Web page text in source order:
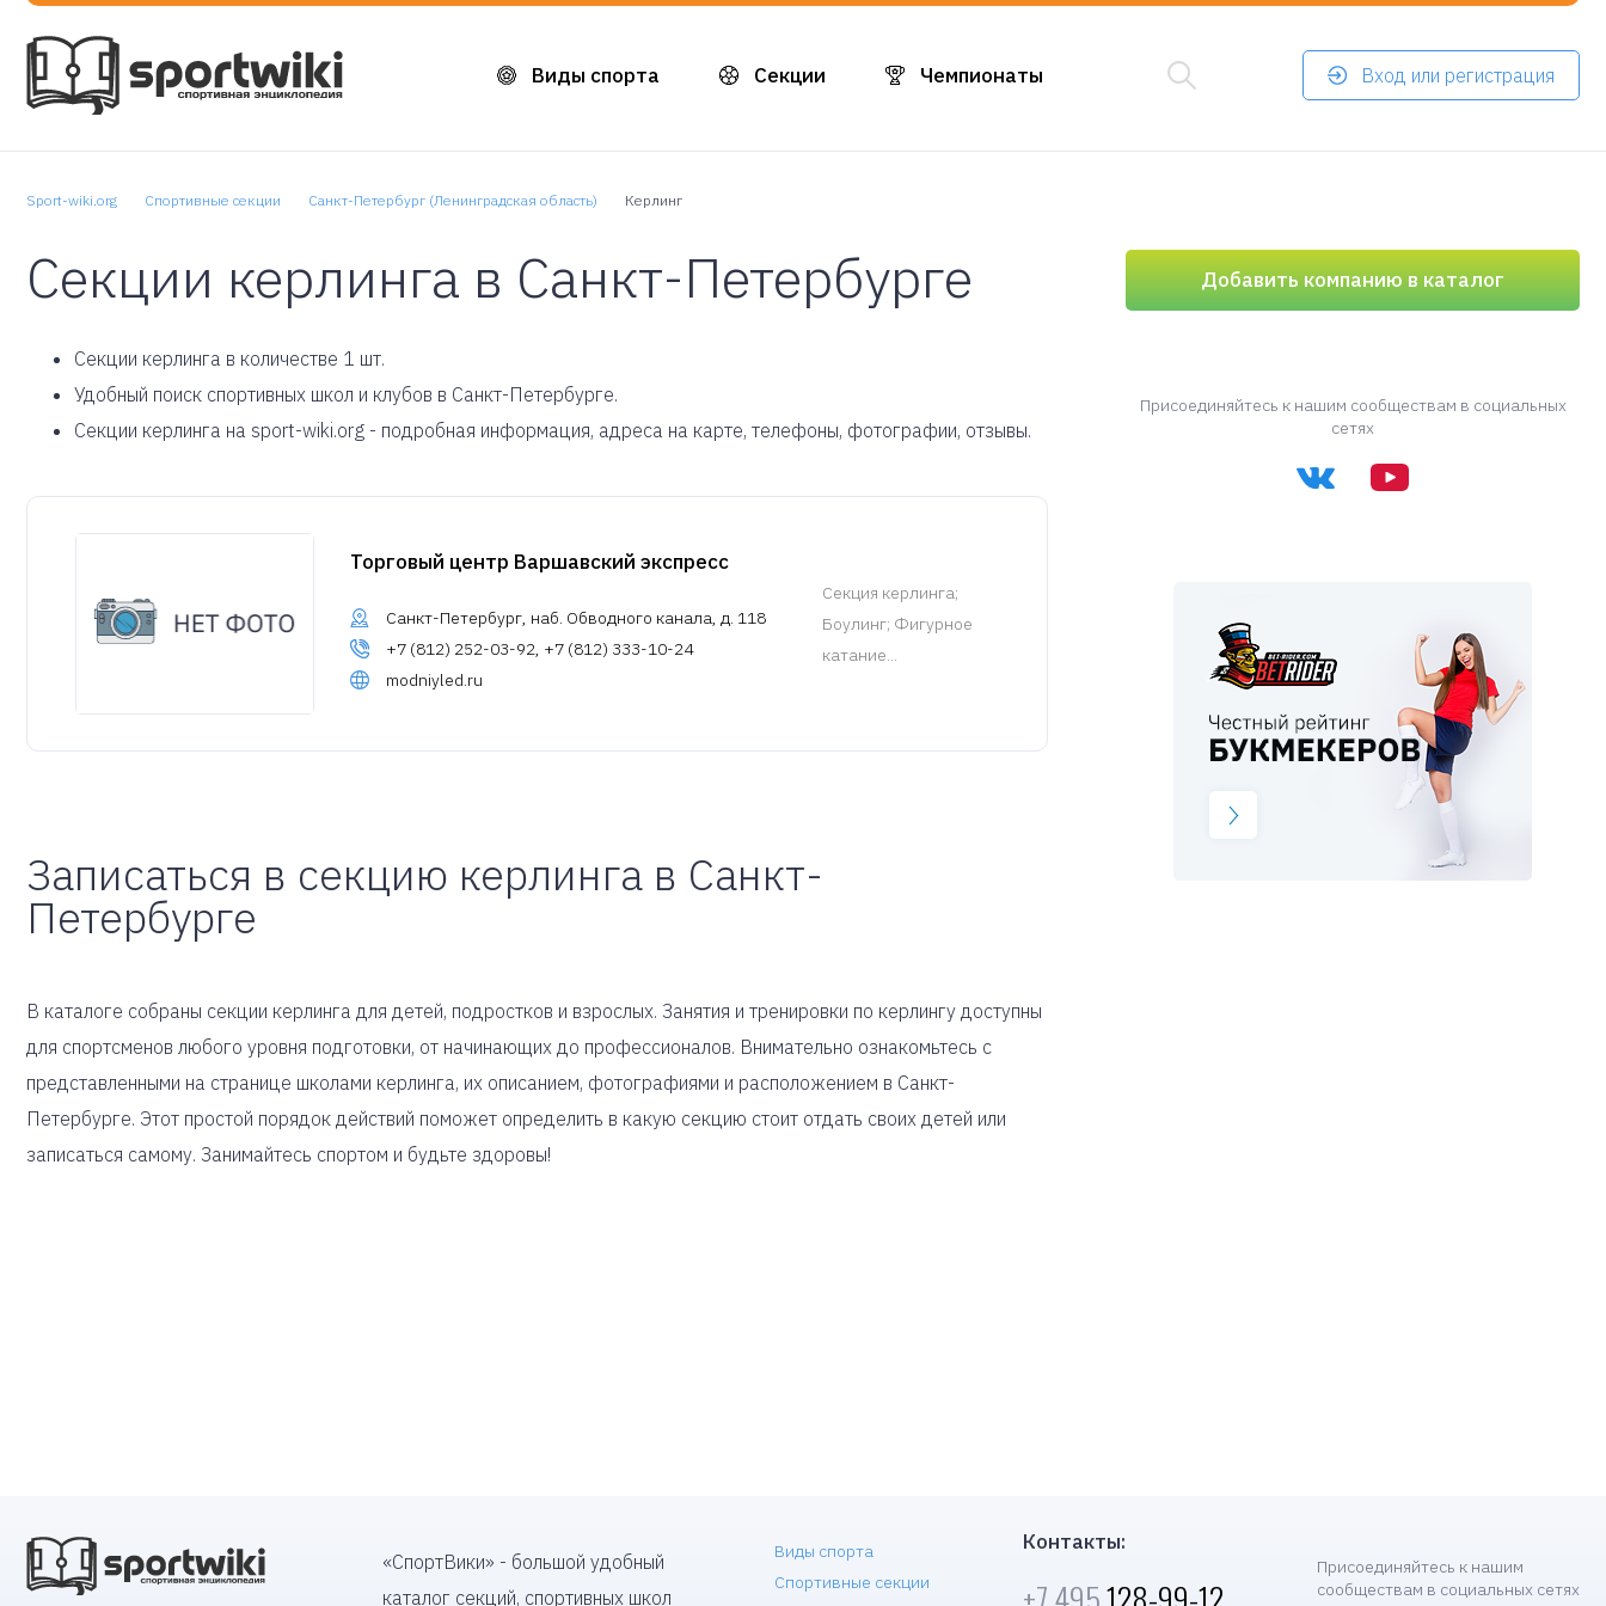
Виды спорта Секции Чемпионаты Вход или регистрация
Sport-wiki.org Спортивные секции Санкт-Петербург (Ленинградская область) Керлинг
Секции керлинга в Санкт-Петербурге
Cекции керлинга в количестве 1 шт.
Удобный поиск спортивных школ и клубов в Санкт-Петербурге.
Секции керлинга на sport-wiki.org - подробная информация, адреса на карте, телефоны, фотографии, отзывы.
Торговый центр Варшавский экспресс
Санкт-Петербург, наб. Обводного канала, д. 118
+7 (812) 252-03-92, +7 (812) 333-10-24
modniyled.ru
Cекция керлинга;
Боулинг; Фигурное
катание...
Записаться в секцию керлинга в Санкт-
Петербурге
В каталоге собраны секции керлинга для детей, подростков и взрослых. Занятия и тренировки по керлингу доступны
для спортсменов любого уровня подготовки, от начинающих до профессионалов. Внимательно ознакомьтесь с
представленными на странице школами керлинга, их описанием, фотографиями и расположением в Санкт-
Петербурге. Этот простой порядок действий поможет определить в какую секцию стоит отдать своих детей или
записаться самому. Занимайтесь спортом и будьте здоровы!
Добавить компанию в каталог
Присоединяйтесь к нашим сообществам в социальных
сетях
«СпортВики» - большой удобный
каталог секций, спортивных школ
Виды спорта
Спортивные секции
Контакты:
Присоединяйтесь к нашим
сообществам в социальных сетях